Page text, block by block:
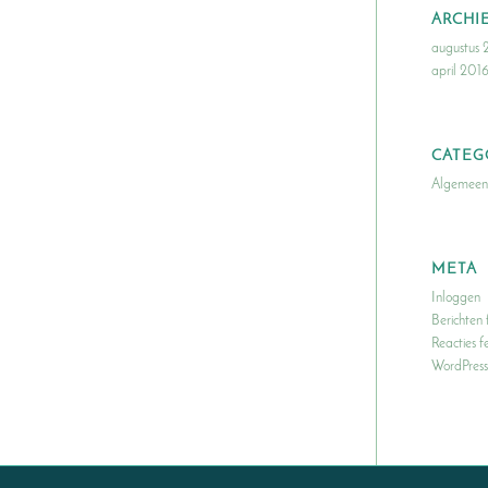
augustus
april 2016
Algemeen
META
Inloggen
Berichten
Reacties